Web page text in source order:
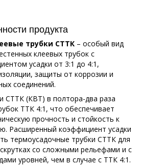
продукта
трубки СТТК – особый вид
клеевых трубок с
усадки от 3:1 до 4:1,
защиты от коррозии и
соединений.
СТТК (КВТ) в полтора-два раза
ТТК 4:1, что обеспечивает
прочность и стойкость к
Расширенный коэффициент усадки
термоусадочные трубки СТТК для
со сложными рельефами и с
уровней, чем в случае с ТТК 4:1.